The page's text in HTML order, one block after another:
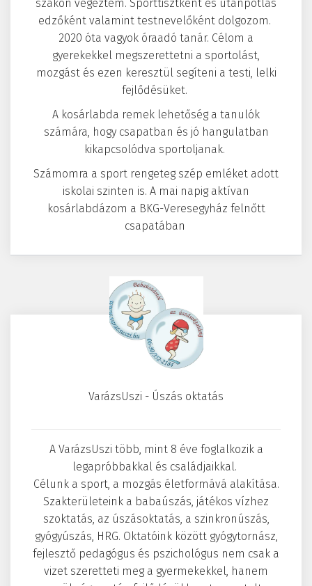
szakon végeztem. Sporttisztként és utánpótlás
edzőként valamint testnevelőként dolgozom.
2020 óta vagyok óraadó tanár. Célom a
gyerekekkel megszerettetni a sportolást,
mozgást és ezen keresztül segíteni a testi, lelki
fejlődésüket.
A kosárlabda remek lehetőség a tanulók
számára, hogy csapatban és jó hangulatban
kikapcsolódva sportoljanak.
Számomra a sport rengeteg szép emléket adott
iskolai szinten is. A mai napig aktívan
kosárlabdázom a BKG-Veresegyház felnőtt
csapatában
VarázsUszi - Úszás oktatás
A VarázsUszi több, mint 8 éve foglalkozik a
legapróbbakkal és családjaikkal.
Célunk a sport, a mozgás életformává alakítása.
Szakterületeink a babaúszás, játékos vízhez
szoktatás, az úszásoktatás, a szinkronúszás,
gyógyúszás, HRG. Oktatóink között gyógytornász,
fejlesztő pedagógus és pszichológus nem csak a
vizet szeretteti meg a gyermekekkel, hanem